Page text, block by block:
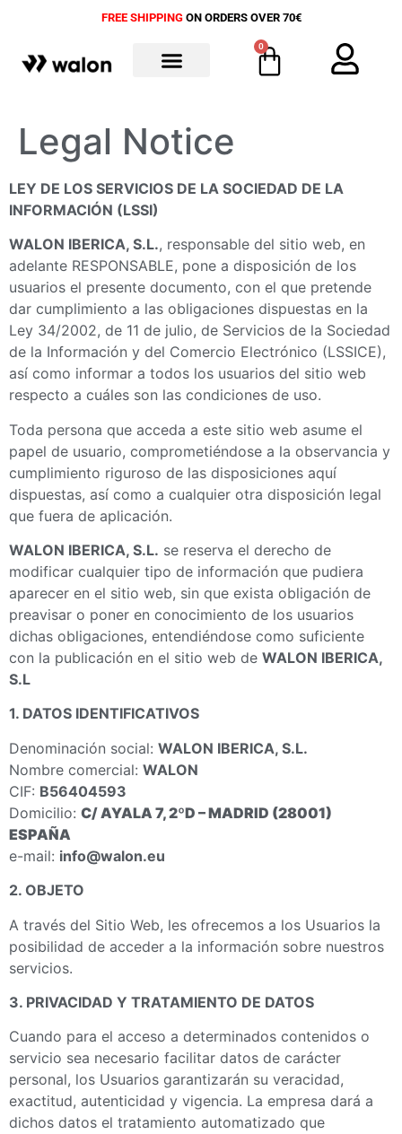
FREE SHIPPINGON ORDERS OVER 70€
0
Legal Notice
LEY DE LOS SERVICIOS DE LA SOCIEDAD DE LA
INFORMACIÓN (LSSI)
WALON IBERICA, S.L., responsable del sitio web, en
adelante RESPONSABLE, pone a disposición de los
usuarios el presente documento, con el que pretende
dar cumplimiento a las obligaciones dispuestas en la
Ley 34/2002, de 11 de julio, de Servicios de la Sociedad
de la Información y del Comercio Electrónico (LSSICE),
así como informar a todos los usuarios del sitio web
respecto a cuáles son las condiciones de uso.
Toda persona que acceda a este sitio web asume el
papel de usuario, comprometiéndose a la observancia y
cumplimiento riguroso de las disposiciones aquí
dispuestas, así como a cualquier otra disposición legal
que fuera de aplicación.
WALON IBERICA, S.L. se reserva el derecho de
modificar cualquier tipo de información que pudiera
aparecer en el sitio web, sin que exista obligación de
preavisar o poner en conocimiento de los usuarios
dichas obligaciones, entendiéndose como suficiente
con la publicación en el sitio web de WALON IBERICA,
S.L
1. DATOS IDENTIFICATIVOS
Denominación social: WALON IBERICA, S.L.
Nombre comercial: WALON
CIF: B56404593
Domicilio: C/ AYALA 7, 2ºD – MADRID (28001)
ESPAÑA
e-mail: info@walon.eu
2. OBJETO
A través del Sitio Web, les ofrecemos a los Usuarios la
posibilidad de acceder a la información sobre nuestros
servicios.
3. PRIVACIDAD Y TRATAMIENTO DE DATOS
Cuando para el acceso a determinados contenidos o
servicio sea necesario facilitar datos de carácter
personal, los Usuarios garantizarán su veracidad,
exactitud, autenticidad y vigencia. La empresa dará a
dichos datos el tratamiento automatizado que